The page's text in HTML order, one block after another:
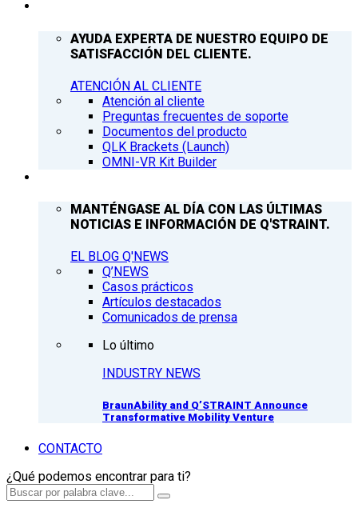
AYUDA EXPERTA DE NUESTRO EQUIPO DE
SATISFACCIÓN DEL CLIENTE.
ATENCIÓN AL CLIENTE
Atención al cliente
Preguntas frecuentes de soporte
Documentos del producto
QLK Brackets (Launch)
OMNI-VR Kit Builder
MANTÉNGASE AL DÍA CON LAS ÚLTIMAS
NOTICIAS E INFORMACIÓN DE Q'STRAINT.
EL BLOG Q'NEWS
Q’NEWS
Casos prácticos
Artículos destacados
Comunicados de prensa
Lo último
INDUSTRY NEWS
BraunAbility and Q’STRAINT Announce
Transformative Mobility Venture
CONTACTO
¿Qué podemos encontrar para ti?